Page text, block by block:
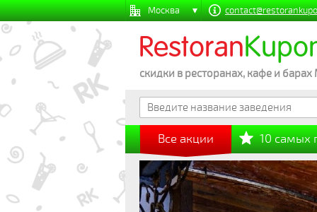
Москва
Restoran
скидки в ресторанах, кафе и
Все акции 10 самых